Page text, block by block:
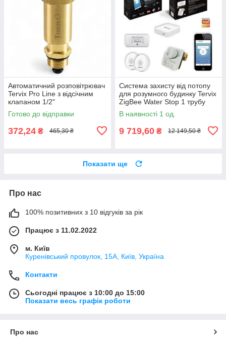
Автоматичний розповітрювач
Tervix Pro Line з відсічним
клапаном 1/2"
Готово до відправки
372,24 ₴ 465,30 ₴
Система захисту від потопу
для розумного будинку Tervix
ZigBee Water Stop 1 трубу
1/2"
В наявності 1 од.
9 719,60 ₴ 12 149,50 ₴
Показати ще
Про нас
100% позитивних з 10 відгуків за рік
Працює з 11.02.2022
м. Київ
Куренівський провулок, 15А, Київ, Україна
Контакти
Сьогодні працює з 10:00 до 15:00
Показати весь графік роботи
Про нас